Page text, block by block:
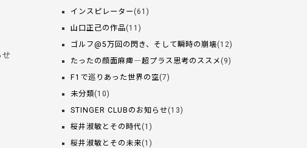
せ
インスピレーター(61)
山口正己の作品(11)
ゴルフ@5万回の閃き、そして瞬時の崩壊(12)
たったの顔面麻痺―超プラス思考のススメ(9)
F1で巡りあった世界の空(7)
未分類(10)
STINGER CLUBのお知らせ(13)
桜井淑敏とその時代(1)
桜井淑敏とその未来(1)